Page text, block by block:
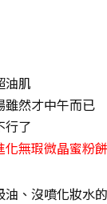
油肌
雖然才中午而已
行了
無瑕微晶蜜粉
、沒噴化妝水